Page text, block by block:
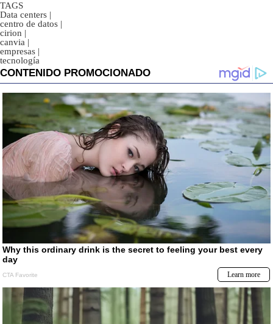
TAGS
Data centers |
centro de datos |
cirion |
canvia |
empresas |
tecnología